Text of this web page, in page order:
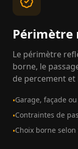
Périmètre
Le périmètre
borne, le
de percement et
•Garage, façade
•Contraintes de
•Choix borne